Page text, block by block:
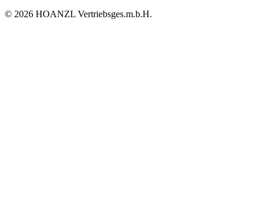
© 2026 HOANZL Vertriebsges.m.b.H.